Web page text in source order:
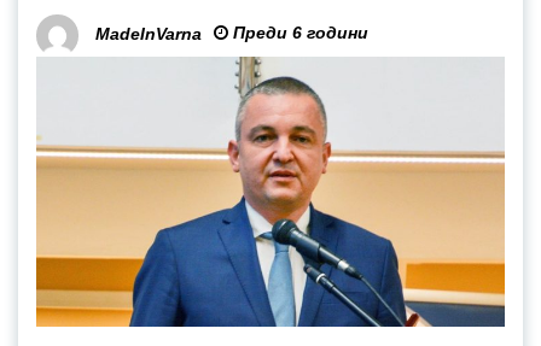
MadeInVarna Преди 6 години